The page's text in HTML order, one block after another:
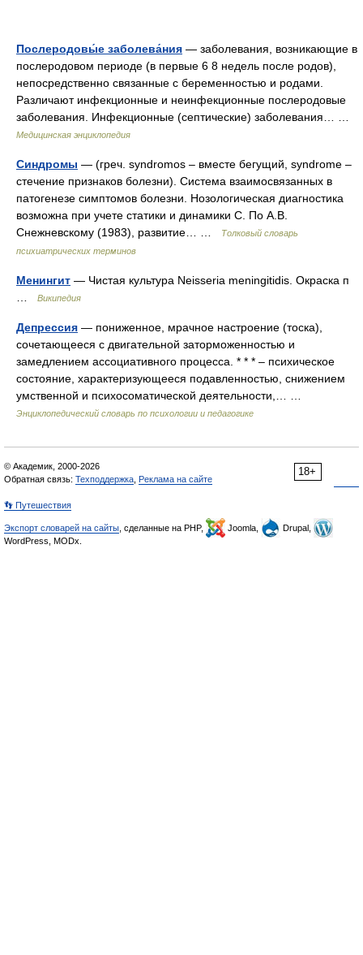
Послеродовы́е заболева́ния — заболевания, возникающие в
послеродовом периоде (в первые 6 8 недель после родов),
непосредственно связанные с беременностью и родами.
Различают инфекционные и неинфекционные послеродовые
заболевания. Инфекционные (септические) заболевания… …
Медицинская энциклопедия
Синдромы — (греч. syndromos – вместе бегущий, syndrome –
стечение признаков болезни). Система взаимосвязанных в
патогенезе симптомов болезни. Нозологическая диагностика
возможна при учете статики и динамики С. По А.В.
Снежневскому (1983), развитие… …
Толковый словарь
психиатрических терминов
Менингит — Чистая культура Neisseria meningitidis. Окраска п
Википедия
Депрессия — пониженное, мрачное настроение (тоска),
сочетающееся с двигательной заторможенностью и
замедлением ассоциативного процесса. * * * – психическое
состояние, характеризующееся подавленностью, снижением
умственной и психосоматической деятельности,… …
Энциклопедический словарь по психологии и педагогике
18+
© Академик, 2000-2026
Обратная связь: Техподдержка Реклама на сайте
👣 Путешествия
Экспорт словарей на сайты , сделанные на PHP, Joomla,
Drupal,
WordPress, MODx.